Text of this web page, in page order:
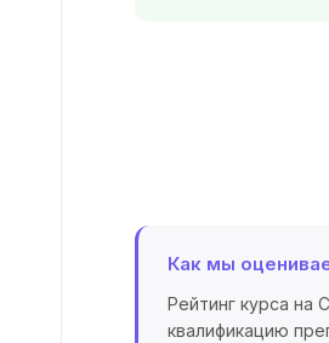
Как мы
Рейтинг курса на
квалификацию